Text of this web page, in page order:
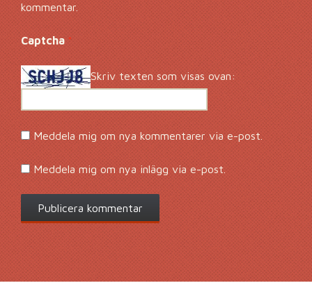
kommentar.
Captcha *
Skriv texten som visas ovan:
Meddela mig om nya kommentarer via e-post.
Meddela mig om nya inlägg via e-post.